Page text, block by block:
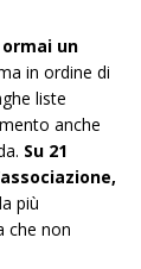
un
in ordine di
liste
anche
Su 21
più
che non